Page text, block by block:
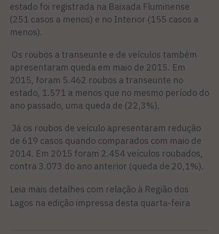
estado foi registrada na Baixada Fluminense
(251 casos a menos) e no Interior (155 casos a
menos).
Os roubos a transeunte e de veículos também
apresentaram queda em maio de 2015. Em
2015, foram 5.462 roubos a transeunte no
estado, 1.571 a menos que no mesmo período do
ano passado, uma queda de (22,3%).
Já os roubos de veículo apresentaram redução
de 619 casos quando comparados com maio de
2014. Em 2015 foram 2.454 veículos roubados,
contra 3.073 do ano anterior (queda de 20,1%).
Leia mais detalhes com relação à Região dos
Lagos na edição impressa desta quarta-feira